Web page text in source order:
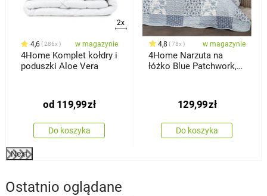
2x
4,6 286x w magazynie
4Home Komplet kołdry i
poduszki Aloe Vera
od 119,99zł
Do koszyka
4,8 78x w magazynie
4Home Narzuta na
łóżko Blue Patchwork,
129,99zł
Do koszyka
Next
Ostatnio oglądane